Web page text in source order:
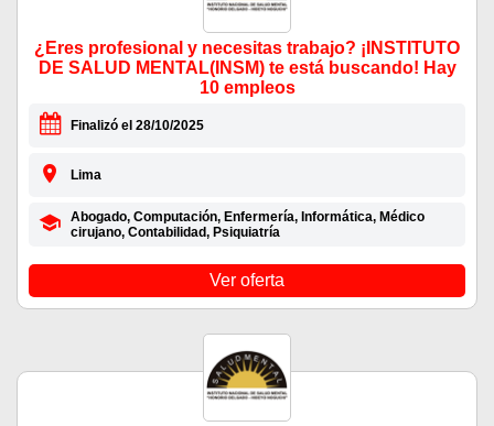
¿Eres profesional y necesitas trabajo? ¡INSTITUTO
DE SALUD MENTAL(INSM) te está buscando! Hay
10 empleos
Finalizó el 28/10/2025
Lima
Abogado, Computación, Enfermería, Informática, Médico
cirujano, Contabilidad, Psiquiatría
Ver oferta